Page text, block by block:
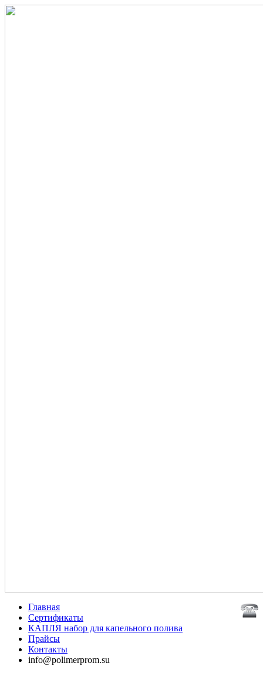
Главная
Сертификаты
КАПЛЯ набор для капельного полива
Прайсы
Контакты
info@polimerprom.su